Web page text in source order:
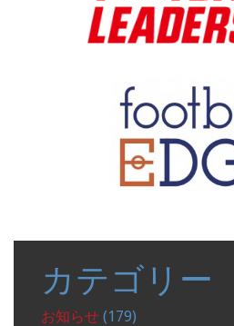
カテゴリー
お知らせ (179)